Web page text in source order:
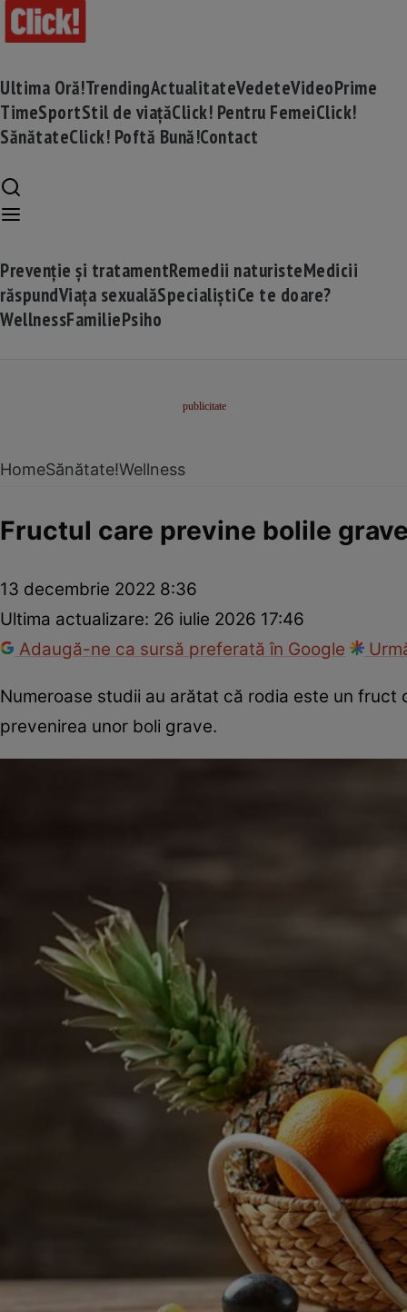
Ultima Oră!TrendingActualitateVedeteVideoPrime
TimeSportStil de viațăClick! Pentru FemeiClick!
SănătateClick! Poftă Bună!Contact
Prevenție și tratamentRemedii naturisteMedicii
răspundViața sexualăSpecialiștiCe te doare?
WellnessFamiliePsiho
HomeSănătate!Wellness
Fructul care previne bolile
13 decembrie 2022 8:36
Ultima actualizare: 26 iulie 2026 17:46
Adaugă-ne ca sursă preferată în Google
Numeroase studii au arătat că rodia este un
prevenirea unor boli grave.